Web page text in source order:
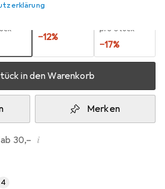
3 Stück
−12%
pro Stück
−17%
in den Warenkorb
Merken
30,– i
4